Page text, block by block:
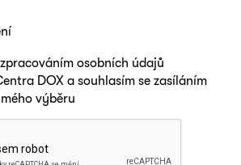
osobních údajů
DOX a souhlasím se zasíláním
výběru